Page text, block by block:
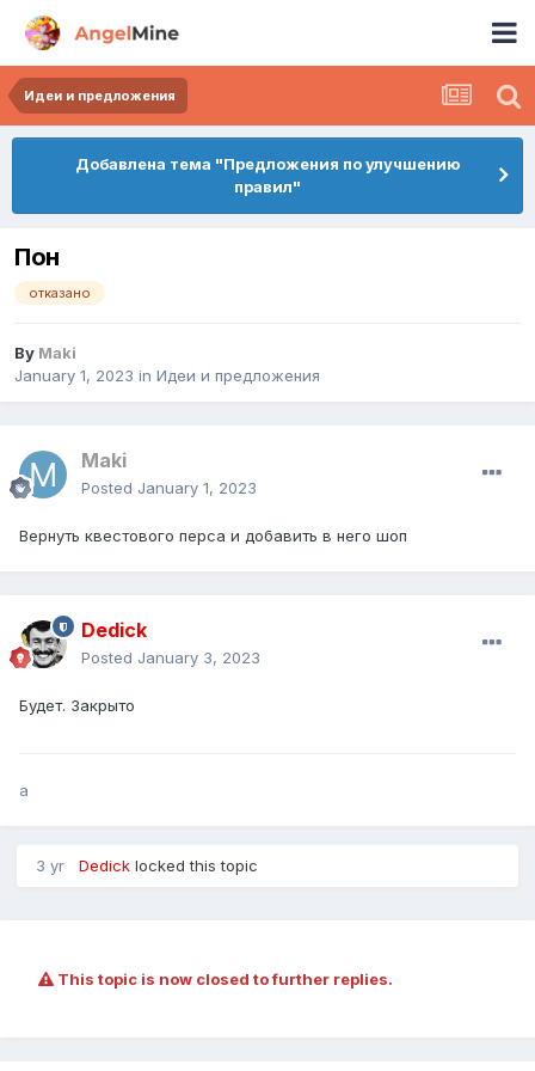
Идеи и предложения
Добавлена тема "Предложения по улучшению
правил"
Пон
отказано
By Maki
January 1, 2023 in Идеи и предложения
Maki
Posted January 1, 2023
Вернуть квестового перса и добавить в него шоп
Dedick
Posted January 3, 2023
Будет. Закрыто
a
3 yr Dedick locked this topic
This topic is now closed to further replies.